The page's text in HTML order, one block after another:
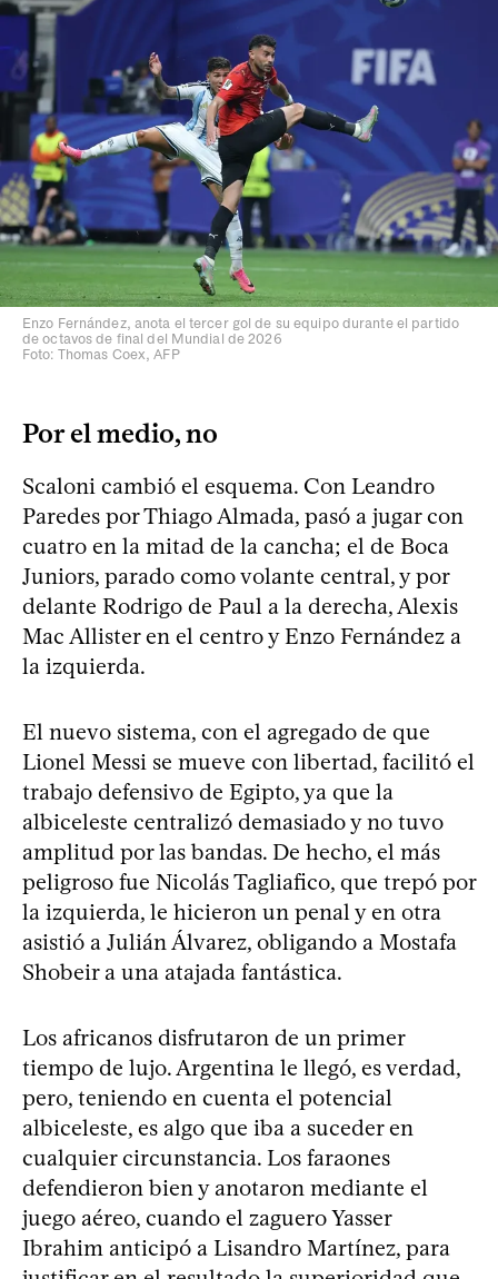
Enzo Fernández, anota el tercer gol de su equipo durante el partido
de octavos de final del Mundial de 2026
Foto: Thomas Coex, AFP
Por el medio, no
Scaloni cambió el esquema. Con Leandro
Paredes por Thiago Almada, pasó a jugar con
cuatro en la mitad de la cancha; el de Boca
Juniors, parado como volante central, y por
delante Rodrigo de Paul a la derecha, Alexis
Mac Allister en el centro y Enzo Fernández a
la izquierda.
El nuevo sistema, con el agregado de que
Lionel Messi se mueve con libertad, facilitó el
trabajo defensivo de Egipto, ya que la
albiceleste centralizó demasiado y no tuvo
amplitud por las bandas. De hecho, el más
peligroso fue Nicolás Tagliafico, que trepó por
la izquierda, le hicieron un penal y en otra
asistió a Julián Álvarez, obligando a Mostafa
Shobeir a una atajada fantástica.
Los africanos disfrutaron de un primer
tiempo de lujo. Argentina le llegó, es verdad,
pero, teniendo en cuenta el potencial
albiceleste, es algo que iba a suceder en
cualquier circunstancia. Los faraones
defendieron bien y anotaron mediante el
juego aéreo, cuando el zaguero Yasser
Ibrahim anticipó a Lisandro Martínez, para